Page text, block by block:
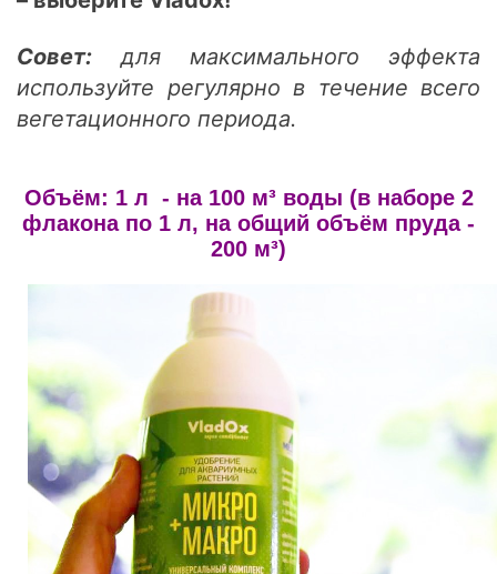
Совет: для максимального эффекта
используйте регулярно в течение всего
вегетационного периода.
Объём: 1 л - на 100 м³ воды (в наборе 2
флакона по 1 л, на общий объём пруда -
200 м³)